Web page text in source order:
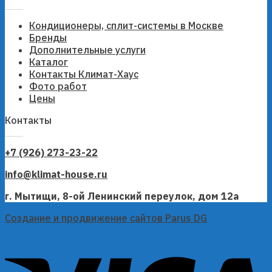
Кондиционеры, сплит-системы в Москве
Бренды
Дополнительные услуги
Каталог
Контакты Климат-Хаус
Фото работ
Цены
Контакты
+7 (926) 273-23-22
info@klimat-house.ru
г. Мытищи, 8-ой Ленинский переулок, дом 12а
Создание и продвижение сайтов Parus DG